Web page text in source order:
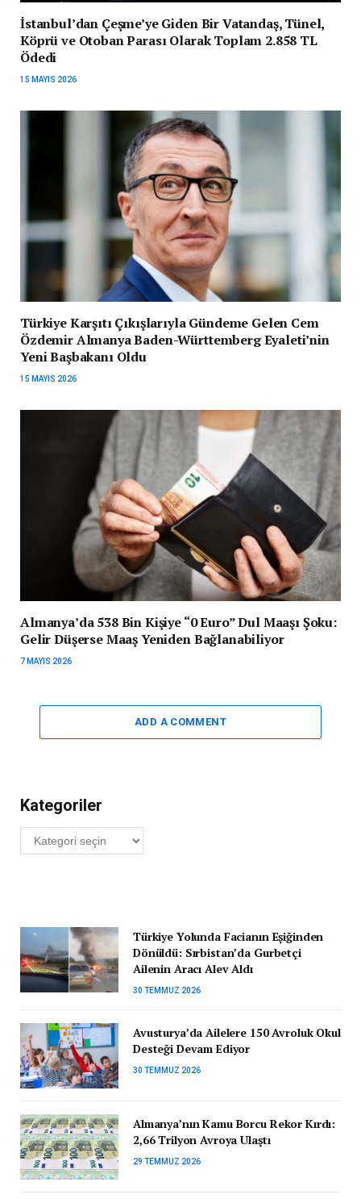
İstanbul’dan Çeşme’ye Giden Bir Vatandaş, Tünel,
Köprü ve Otoban Parası Olarak Toplam 2.858 TL
Ödedi
15 MAYIS 2026
Türkiye Karşıtı Çıkışlarıyla Gündeme Gelen Cem
Özdemir Almanya Baden-Württemberg Eyaleti’nin
Yeni Başbakanı Oldu
15 MAYIS 2026
Almanya’da 538 Bin Kişiye “0 Euro” Dul Maaşı Şoku:
Gelir Düşerse Maaş Yeniden Bağlanabiliyor
7 MAYIS 2026
ADD A COMMENT
Kategoriler
Kategoriler
Türkiye Yolunda Facianın Eşiğinden
Dönüldü: Sırbistan’da Gurbetçi
Ailenin Aracı Alev Aldı
30 TEMMUZ 2026
Avusturya’da Ailelere 150 Avroluk Okul
Desteği Devam Ediyor
30 TEMMUZ 2026
Almanya’nın Kamu Borcu Rekor Kırdı:
2,66 Trilyon Avroya Ulaştı
29 TEMMUZ 2026